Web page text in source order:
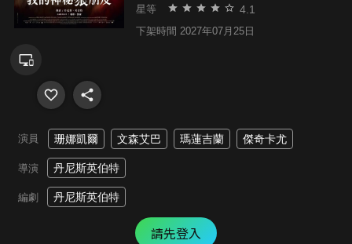
星等 4.1
下架時間 2027年07月25日
演員 珊娜凱爾 文森艾巴 瑪蓮吉蘭 傑奇卡尤
導演 丹尼斯英伯特
編劇 丹尼斯英伯特
請先登入